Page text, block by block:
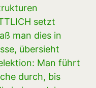
setzt
man dies in
übersieht
Man führt
durch, bis